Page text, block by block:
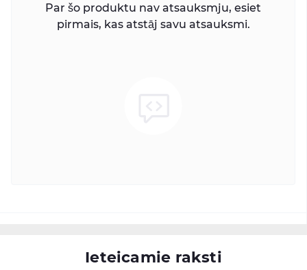
Par šo produktu nav atsauksmju, esiet
pirmais, kas atstāj savu atsauksmi.
Ieteicamie raksti